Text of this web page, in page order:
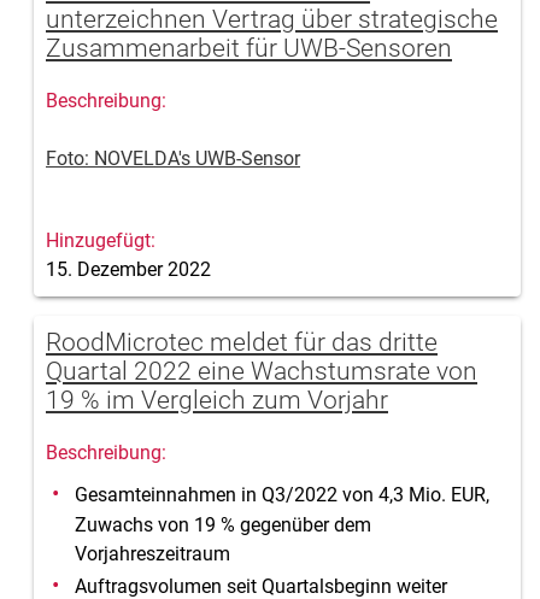
unterzeichnen Vertrag über strategische
Zusammenarbeit für UWB-Sensoren
Foto: NOVELDA's UWB-Sensor
15. Dezember 2022
RoodMicrotec meldet für das dritte
Quartal 2022 eine Wachstumsrate von
19 % im Vergleich zum Vorjahr
Gesamteinnahmen in Q3/2022 von 4,3 Mio. EUR,
Zuwachs von 19 % gegenüber dem
Vorjahreszeitraum
Auftragsvolumen seit Quartalsbeginn weiter